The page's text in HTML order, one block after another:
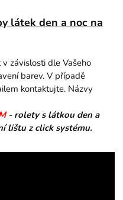
látek den a noc na
závislosti dle Vašeho
barev. V případě
kontaktujte. Názvy
- rolety s látkou den a
lištu z click systému.